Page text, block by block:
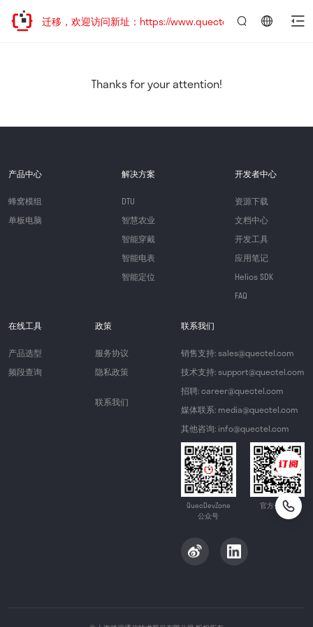
地址已迁移，欢迎访问新址：https://www.quectel.com.cn
Thanks for your attention!
产品中心
蜂窝模组
单板电脑
解决方案
DTU
智慧农业
智能穿戴
智能电表
智能定位
开发者中心
资源下载
文档中心
开发工具
应用笔记
Helios SDK
FAQ
在线工具
产品选型
频段查询
政策
服务协议
隐私政策
联系我们
联系我们
销售支持: sales@quectel.com
技术支持: support@quectel.com
招聘: career@quectel.com
媒体联系: media@quectel.com
其他咨询: info@quectel.com
QuecDevZone
公众号
官方公众号